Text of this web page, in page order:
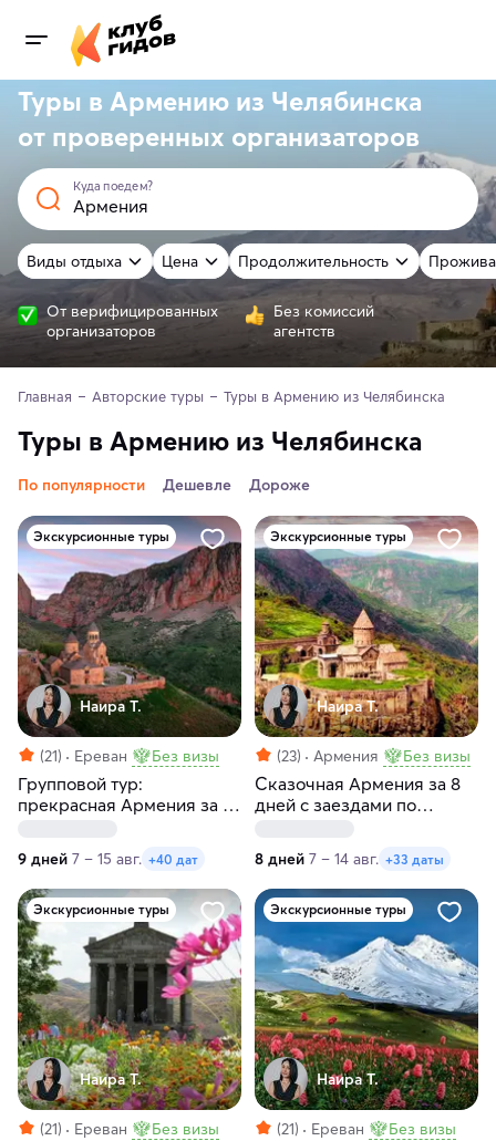
Туры в Армению из Челябинска
от проверенных организаторов
Куда поедем?
Виды отдыха Цена Продолжительность
От верифицированных
организаторов
Без комиссий
агентств
Главная Авторские туры Туры в Армению из Челябинска
Туры в Армению из Челябинска
По популярности Дешевле Дороже
Экскурсионные туры
Наира Т.
(21) Ереван Без визы
Групповой тур:
прекрасная Армения за 9
четвергам и пятницам
9 дней 7 – 15 авг. +40 дат
Экскурсионные туры
Наира Т.
(23) Армения Без визы
Сказочная Армения за 8
дней с заездами по
8 дней 7 – 14 авг. +33 даты
Экскурсионные туры
Наира Т.
(21) Ереван Без визы
Экскурсионные туры
Наира Т.
(21) Ереван Без визы